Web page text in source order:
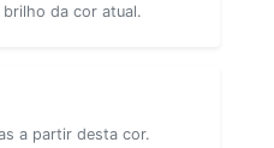
da cor atual.
a partir desta cor.